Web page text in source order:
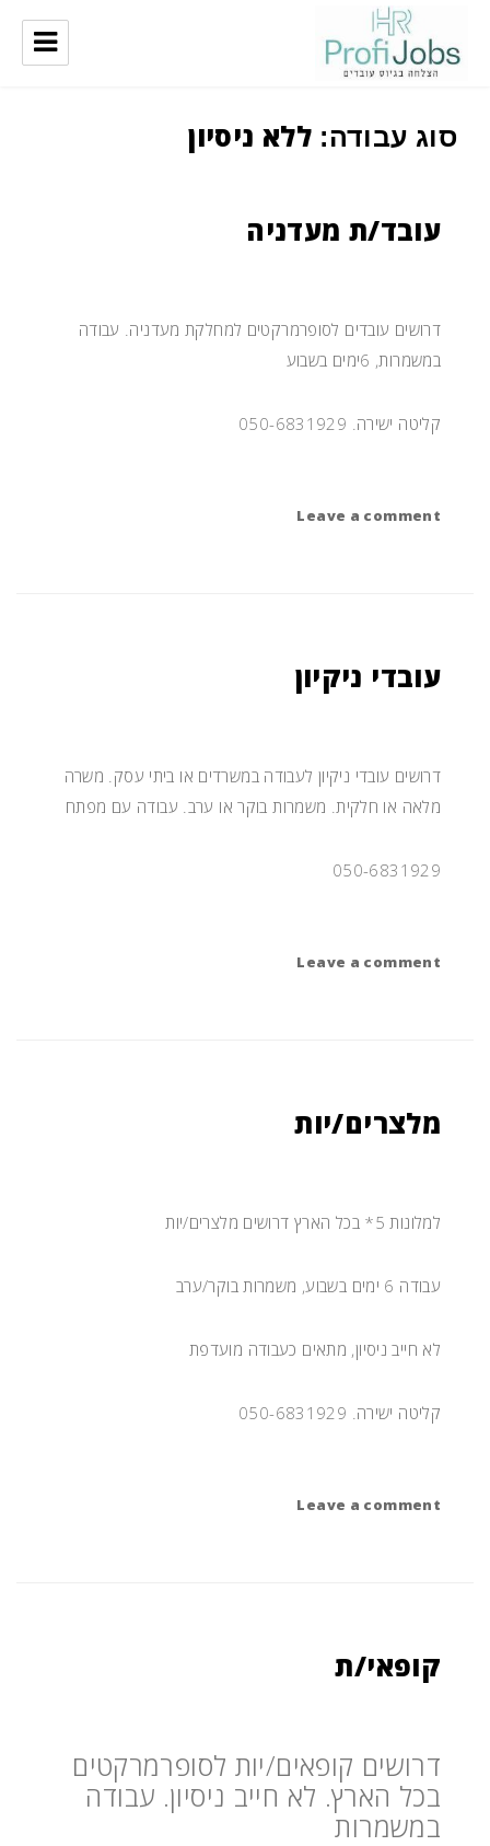
סוג עבודה:ללא ניסיון
עובד/ת מעדניה
דרושים עובדים לסופרמרקטים למחלקת מעדניה. עבודה
במשמרות, 6ימים בשבוע
קליטה ישירה. 050-6831929
Leave a comment
עובדי ניקיון
דרושים עובדי ניקיון לעבודה במשרדים או ביתי עסק. משרה
מלאה או חלקית. משמרות בוקר או ערב. עבודה עם מפתח
050-6831929
Leave a comment
מלצרים/יות
למלונות 5* בכל הארץ דרושים מלצרים/יות
עבודה 6 ימים בשבוע, משמרות בוקר/ערב
לא חייב ניסיון, מתאים כעבודה מועדפת
קליטה ישירה. 050-6831929
Leave a comment
קופאי/ת
דרושים קופאים/יות לסופרמרקטים
בכל הארץ. לא חייב ניסיון. עבודה
במשמרות